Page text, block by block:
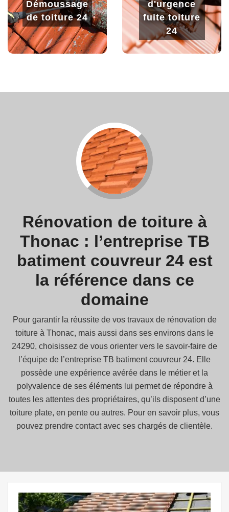
Démoussage
de toiture 24
d'urgence
fuite toiture
24
Rénovation de toiture à
Thonac : l’entreprise TB
batiment couvreur 24 est
la référence dans ce
domaine
Pour garantir la réussite de vos travaux de rénovation de
toiture à Thonac, mais aussi dans ses environs dans le
24290, choisissez de vous orienter vers le savoir-faire de
l’équipe de l’entreprise TB batiment couvreur 24. Elle
possède une expérience avérée dans le métier et la
polyvalence de ses éléments lui permet de répondre à
toutes les attentes des propriétaires, qu’ils disposent d’une
toiture plate, en pente ou autres. Pour en savoir plus, vous
pouvez prendre contact avec ses chargés de clientèle.